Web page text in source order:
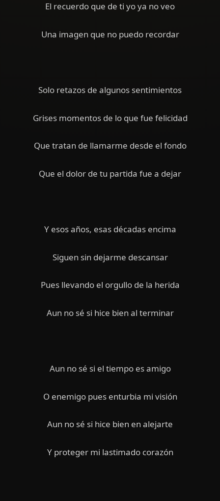
El recuerdo que de ti yo ya no veo
Una imagen que no puedo recordar
Solo retazos de algunos sentimientos
Grises momentos de lo que fue felicidad
Que tratan de llamarme desde el fondo
Que el dolor de tu partida fue a dejar
Y esos años, esas décadas encima
Siguen sin dejarme descansar
Pues llevando el orgullo de la herida
Aun no sé si hice bien al terminar
Aun no sé si el tiempo es amigo
O enemigo pues enturbia mi visión
Aun no sé si hice bien en alejarte
Y proteger mi lastimado corazón